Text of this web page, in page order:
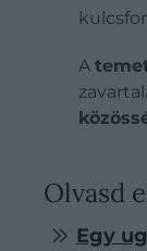
A
Olvasd
Egy